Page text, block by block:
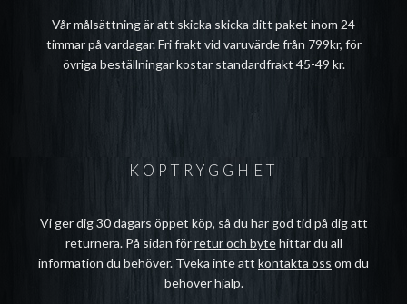
Vår målsättning är att skicka skicka ditt paket inom 24
timmar på vardagar. Fri frakt vid varuvärde från 799kr, för
övriga beställningar kostar standardfrakt 45-49 kr.
KÖPTRYGGHET
Vi ger dig 30 dagars öppet köp, så du har god tid på dig att
returnera. På sidan förretur och bytehittar du all
information du behöver. Tveka inte att kontakta oss om du
behöver hjälp.